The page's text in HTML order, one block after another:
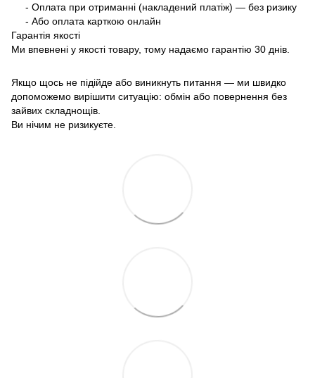
- Оплата при отриманні (накладений платіж) — без ризику
- Або оплата карткою онлайн
Гарантія якості
Ми впевнені у якості товару, тому надаємо гарантію 30 днів.
Якщо щось не підійде або виникнуть питання — ми швидко
допоможемо вирішити ситуацію: обмін або повернення без
зайвих складнощів.
Ви нічим не ризикуєте.